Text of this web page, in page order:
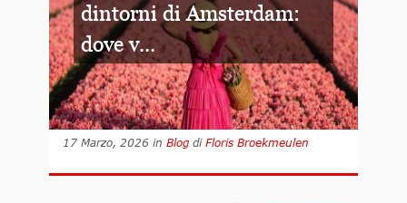
dintorni di Amsterdam:
dove v...
17 Marzo, 2026 in Blog di Floris Broekmeulen